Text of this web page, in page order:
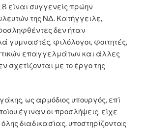
είναι συγγενείς πρώην
της ΝΔ. Κατήγγειλε,
δεν ήταν
γυμναστές, φιλόλογοι, φοιτητές,
επαγγελμάτων και άλλες
σχετίζονται με το έργο της
ως αρμόδιος υπουργός, επί
έγιναν οι προσλήψεις, είχε
διαδικασίας, υποστηρίζοντας